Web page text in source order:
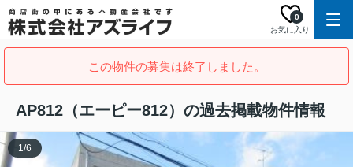
お気に入り
0
この物件の募集は終了しました。
AP812（エーピー812）の過去掲載物件情報
1/6